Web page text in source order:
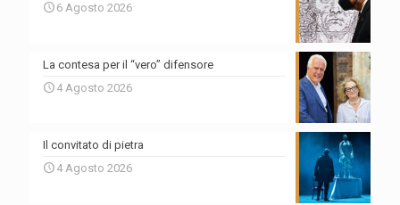
6 Agosto 2026
La contesa per il “vero” difensore
4 Agosto 2026
Il convitato di pietra
4 Agosto 2026